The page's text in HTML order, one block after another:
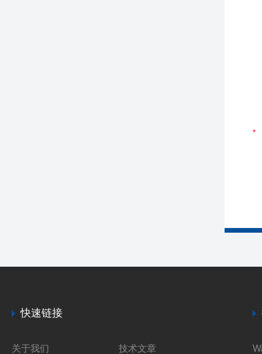
快速链接
关于我们 技术文章